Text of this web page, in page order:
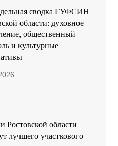
сводка ГУФСИН
области: духовное
общественный
и культурные
Ростовской области
лучшего участкового